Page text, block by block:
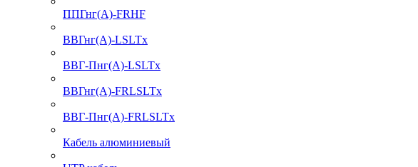
ППГнг(А)-FRHF
ВВГнг(А)-LSLTx
ВВГ-Пнг(А)-LSLTx
ВВГнг(А)-FRLSLTx
ВВГ-Пнг(А)-FRLSLTx
Кабель алюминиевый